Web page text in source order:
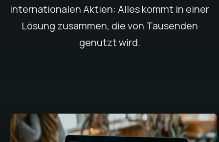
internationalen Aktien: Alles kommt in einer
Lösung zusammen, die von Tausenden
genutzt wird.